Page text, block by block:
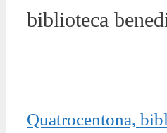
biblioteca
Quatrocentona,